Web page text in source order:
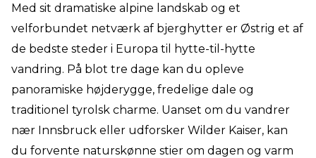
Med sit dramatiske alpine landskab og et
velforbundet netværk af bjerghytter er Østrig et af
de bedste steder i Europa til hytte-til-hytte
vandring. På blot tre dage kan du opleve
panoramiske højderygge, fredelige dale og
traditionel tyrolsk charme. Uanset om du vandrer
nær Innsbruck eller udforsker Wilder Kaiser, kan
du forvente naturskønne stier om dagen og varm